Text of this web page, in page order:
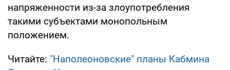
напряженности из-за злоупотребления
такими субъектами монопольным
положением.
Читайте: "Наполеоновские" планы Кабмина